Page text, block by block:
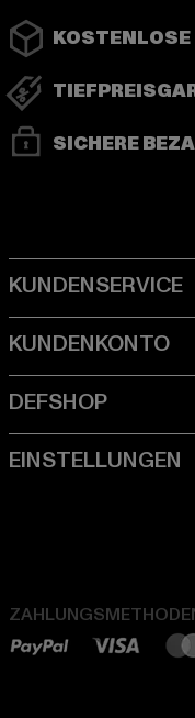
KOSTENLOSE
SICHERE